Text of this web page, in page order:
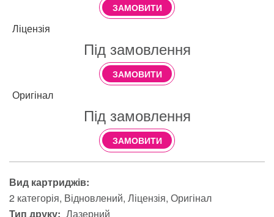
ЗАМОВИТИ
Ліцензія
Під замовлення
ЗАМОВИТИ
Оригінал
Під замовлення
ЗАМОВИТИ
Вид картриджів:
2 категорія Відновлений Ліцензія Оригінал
Тип друку: Лазерний